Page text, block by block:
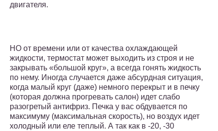
двигателя.
НО от времени или от качества охлаждающей
жидкости, термостат может выходить из строя и не
закрывать «большой круг», а всегда гонять жидкость
по нему. Иногда случается даже абсурдная ситуация,
когда малый круг (даже) немного перекрыт и в печку
(которая должна прогревать салон) идет слабо
разогретый антифриз. Печка у вас обдувается по
максимуму (максимальная скорость), но воздух идет
холодный или еле теплый. А так как в -20, -30